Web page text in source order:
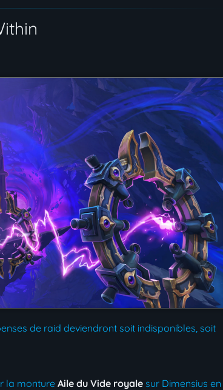
de raid deviendront soit indisponibles, soit
la montureAile du Vide royale sur Dimensius en